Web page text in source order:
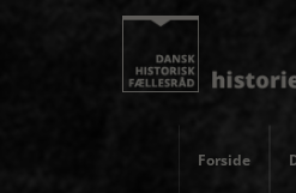
Forside